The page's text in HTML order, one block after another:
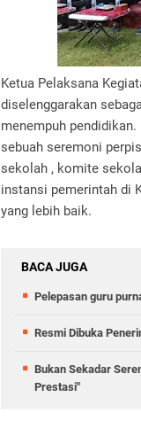
Ketua Pelaksana
diselenggarakan
menempuh
sebuah seremoni
sekolah , komite
instansi pemerintah di
yang lebih baik.
BACA JUGA
Pelepasan guru
Resmi Dibuka
Bukan Sekadar
Prestasi"